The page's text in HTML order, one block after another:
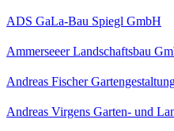
ADS GaLa-Bau Spiegl GmbH
Ammerseeer Landschaftsbau
Andreas Fischer
Andreas Virgens Garten- und